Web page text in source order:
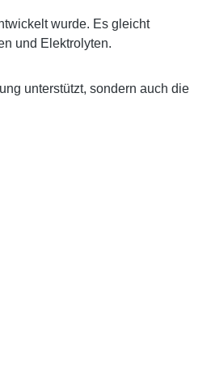
wurde. Es gleicht
und Elektrolyten.
unterstützt, sondern auch die